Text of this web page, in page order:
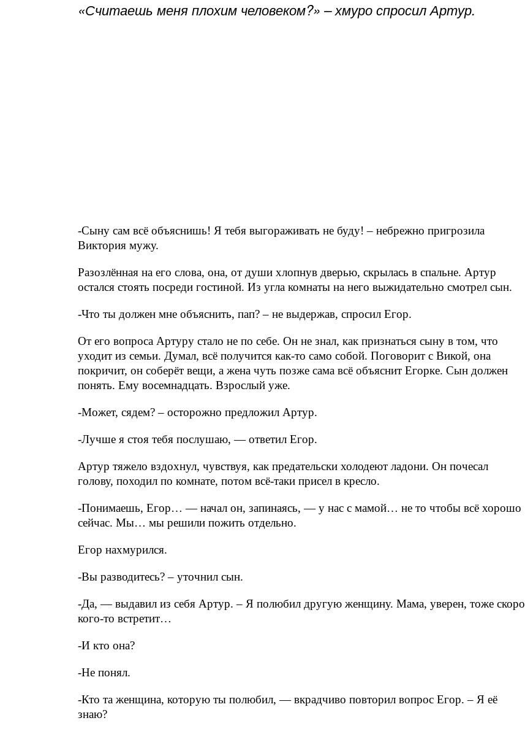
«Считаешь меня плохим человеком?» – хмуро спросил Артур.
-Сыну сам всё объяснишь! Я тебя выгораживать не буду! – небрежно пригрозила
Виктория мужу.
Разозлённая на его слова, она, от души хлопнув дверью, скрылась в спальне. Артур
остался стоять посреди гостиной. Из угла комнаты на него выжидательно смотрел сын.
-Что ты должен мне объяснить, пап? – не выдержав, спросил Егор.
От его вопроса Артуру стало не по себе. Он не знал, как признаться сыну в том, что
уходит из семьи. Думал, всё получится как-то само собой. Поговорит с Викой, она
покричит, он соберёт вещи, а жена чуть позже сама всё объяснит Егорке. Сын должен
понять. Ему восемнадцать. Взрослый уже.
-Может, сядем? – осторожно предложил Артур.
-Лучше я стоя тебя послушаю, — ответил Егор.
Артур тяжело вздохнул, чувствуя, как предательски холодеют ладони. Он почесал
голову, походил по комнате, потом всё-таки присел в кресло.
-Понимаешь, Егор… — начал он, запинаясь, — у нас с мамой… не то чтобы всё хорошо
сейчас. Мы… мы решили пожить отдельно.
Егор нахмурился.
-Вы разводитесь? – уточнил сын.
-Да, — выдавил из себя Артур. – Я полюбил другую женщину. Мама, уверен, тоже скоро
кого-то встретит…
-И кто она?
-Не понял.
-Кто та женщина, которую ты полюбил, — вкрадчиво повторил вопрос Егор. – Я её
знаю?